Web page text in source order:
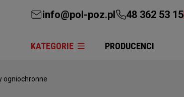
info@pol-poz.pl 48 362 53 15
KATEGORIE PRODUCENCI
ogniochronne